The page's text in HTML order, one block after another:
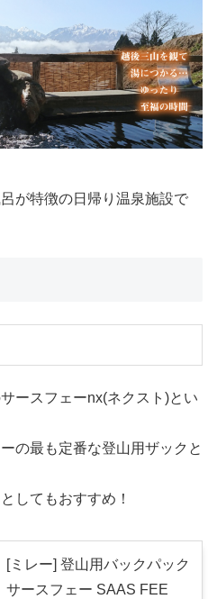
が特徴の日帰り温泉施設で
ースフェーnx(ネクスト)とい
の最も定番な登山用ザックと
してもおすすめ！
[ミレー] 登山用バックパック
サースフェー SAAS FEE